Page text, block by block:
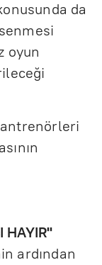
da
oyun
HAYIR"
ardından